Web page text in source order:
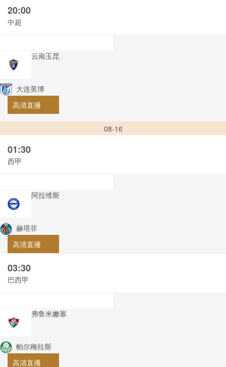
20:00
中超
云南玉昆
大连英博
高清直播
08-16
01:30
西甲
阿拉维斯
赫塔菲
高清直播
03:30
巴西甲
弗鲁米嫩塞
帕尔梅拉斯
高清直播